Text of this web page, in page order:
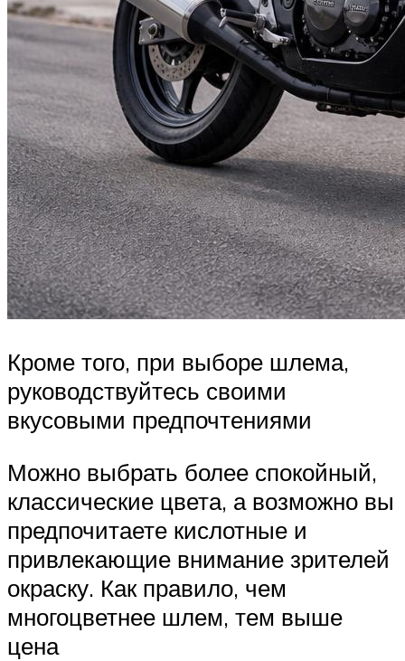
Кроме того, при выборе шлема,
руководствуйтесь своими
вкусовыми предпочтениями
Можно выбрать более спокойный,
классические цвета, а возможно вы
предпочитаете кислотные и
привлекающие внимание зрителей
окраску. Как правило, чем
многоцветнее шлем, тем выше
цена